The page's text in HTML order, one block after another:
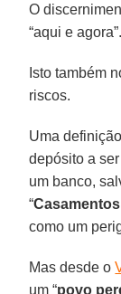
O
“aqui e agora”.
Isto também
riscos.
Uma
depósito a
um banco,
“
como um
Mas desde o
um “povo